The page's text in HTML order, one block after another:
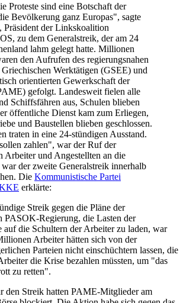
Proteste sind eine Botschaft der
Bevölkerung ganz Europas", sagte
Präsident der Linkskoalition
zu dem Generalstreik, der am 24
lahm gelegt hatte. Millionen
den Aufrufen des regierungsnahen
Griechischen Werktätigen (GSEE) und
orientierten Gewerkschaft der
gefolgt. Landesweit fielen alle
Schiffsfähren aus, Schulen blieben
öffentliche Dienst kam zum Erliegen,
und Baustellen blieben geschlossen.
traten in eine 24-stündigen Ausstand.
zahlen", war der Ruf der
Arbeiter und Angestellten an die
der zweite Generalstreik innerhalb
Die Kommunistische Partei
erklärte:
Streik gegen die Pläne der
PASOK-Regierung, die Lasten der
auf die Schultern der Arbeiter zu laden, war
Arbeiter hätten sich von der
Parteien nicht einschüchtern lassen, die
die Krise bezahlen müssten, um "das
zu retten".
den Streik hatten PAME-Mitglieder am